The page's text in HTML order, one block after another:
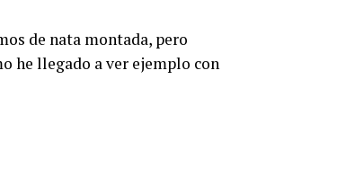
de nata montada, pero
he llegado a ver ejemplo con